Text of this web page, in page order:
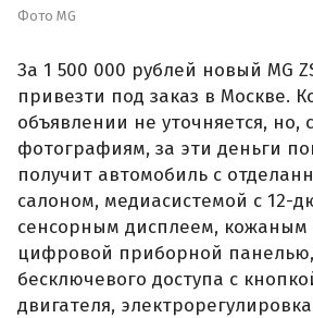
Фото MG
За 1 500 000 рублей новый MG
привезти под заказ в Москве.
объявлении не уточняется, но,
фотографиям, за эти деньги
получит автомобиль с
салоном, медиасистемой с 12-
сенсорным дисплеем, кожаным
цифровой приборной
бесключевого доступа с
двигателя,